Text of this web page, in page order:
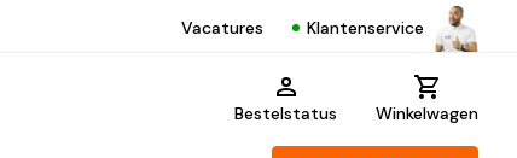
Vacatures Klantenservice
Bestelstatus Winkelwagen